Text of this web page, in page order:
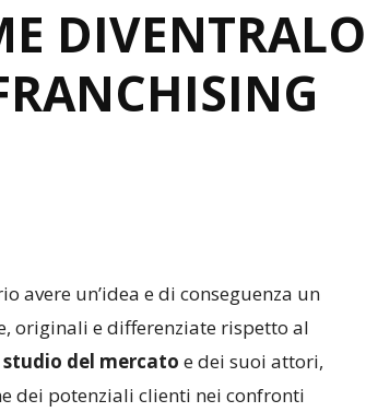
avere un’idea e di conseguenza un
originali e differenziate rispetto al
studio del mercato e dei suoi attori,
dei potenziali clienti nei confronti